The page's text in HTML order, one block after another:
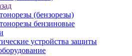
(бензорезы)
бензиновые
устройства защиты